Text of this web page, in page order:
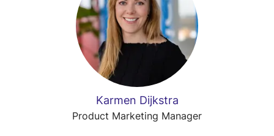
Karmen Dijkstra
Product Marketing Manager